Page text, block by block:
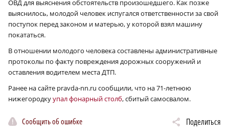
ОВД для выяснения обстоятельств произошедшего. Как позже
выяснилось, молодой человек испугался ответственности за свой
поступок перед законом и матерью, у которой взял машину
покататься.
В отношении молодого человека составлены административные
протоколы по факту повреждения дорожных сооружений и
оставления водителем места ДТП.
Ранее на сайте pravda-nn.ru сообщили, что на 71-летнюю
нижегородкуупал фонарный столб, сбитый самосвалом.
Сообщить об ошибке Поделиться